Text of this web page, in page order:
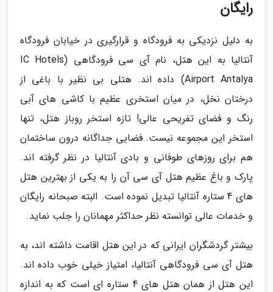
رایگان
به دلیل نزدیکی به فرودگاه و قرارگیری در خیابان فرودگاه
آنتالیا به این هتل، نام آی سی فرودگاهی (IC Hotels
Airport Antalya) داده اند. هتلی بی نظیر با باغی از
درختان نخل، در میان استخری عظیم با کاشی های آبی
رنگ و فضای تفریحی عالی! تازه استخر روباز هتل، تنها
استخر این مجموعه نیست. فضایی جداگانه درون ساختمان
هم برای روزهای طوفانی و بادی آنتالیا در نظر گرفته اند.
پارک و باغ عظیم هتل آی سی آن را به یکی از بهترین هتل
های 4 ستاره آنتالیا تبدیل نموده است. البته صبحانه رایگان
و خدمات عالی توانسته نظر حداکثر مهمانان را جلب نماید.
بیشتر گردشگران ایرانی که در این هتل اقامت داشته اند، به
هتل آی سی فرودگاهی آنتالیا، امتیاز خیلی خوب داده اند.
این هتل از همان هتل های 4 ستاره ای است که به اندازه